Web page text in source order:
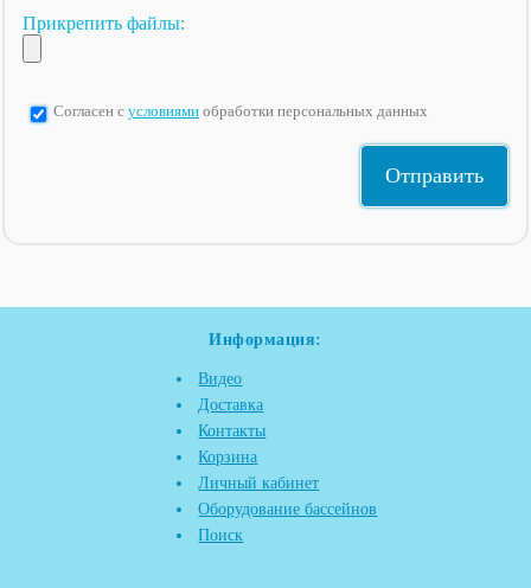
Прикрепить файлы:
Согласен с условиями обработки персональных данных
Информация:
Видео
Доставка
Контакты
Корзина
Личный кабинет
Оборудование бассейнов
Поиск